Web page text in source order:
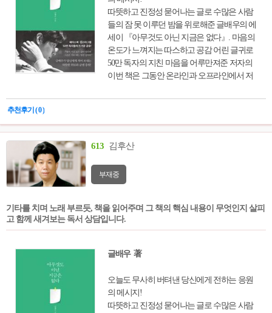
따뜻하고 진정성 묻어나는 글로 수많은 사람
들의 잠 못 이루던 밤을 위로해준 글배우의 에
세이 『아무것도 아닌 지금은 없다』. 마음의
온도가 느껴지는 따스하고 공감 어린 글귀로
50만 독자의 지친 마음을 어루만져준 저자의
이번 책은 그동안 온라인과 오프라인에서 저
엮은 것이다. 담벼락에, 전봇대에 직접 써 붙
람들의 마음을 어루만져주었던 글들, 100회
이상의 강연에서 들려주었던 위로와 희망의
메시지들 가운데 뜨거운 반응을 끌어냈던 주
옥같은 글귀들을 담았다. 자존감, 진로와 꿈,
삶의 방향, 인간관계, 걱정과 고민을 줄이는
로 자기 자신의 이야기라 느낄 만한 내용으로
가득 차 있다.
추천후기 ( 0 )
613 김후산
부재중
기타를 치며 노래 부르듯, 책을 읽어주며 그 책의 핵심 내용이 무엇인지 살피
고 함께 새겨보는 독서 상담입니다.
글배우 著
오늘도 무사히 버텨낸 당신에게 전하는 응원
의 메시지!
따뜻하고 진정성 묻어나는 글로 수많은 사람